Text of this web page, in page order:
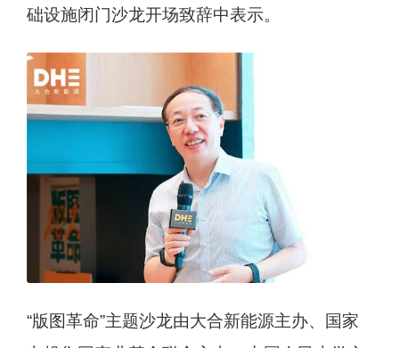
础设施闭门沙龙开场致辞中表示。
“版图革命”主题沙龙由大合新能源主办、国家